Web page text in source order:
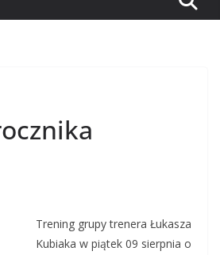
Trening grupy trenera Łukasza
Kubiaka w piątek 09 sierpnia o